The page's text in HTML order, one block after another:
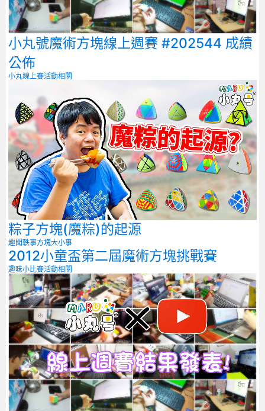
小丸號魔術方塊線上週賽 #202544 成績
公佈
小丸線上賽活動相關
粽子方塊(魔粽)的起源
趣聞軼事方塊大小事
2012小童盃第二屆魔術方塊挑戰賽
趣味小比賽活動相關